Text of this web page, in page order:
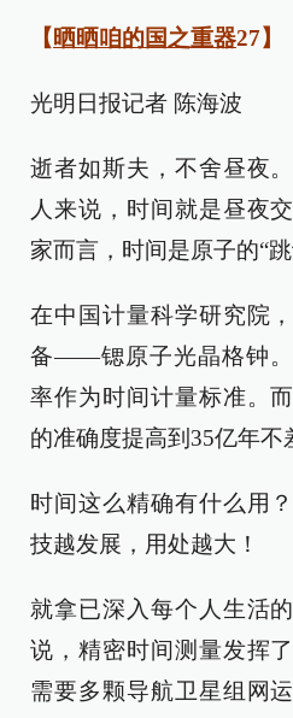
【 晒晒咱的国之重器27】
光明日报记者 陈海波
逝者如斯夫，不舍昼夜
人来说，时间就是昼夜
家而言，时间是原子的“跳
在中国计量科学研究院
备——锶原子光晶格钟。
率作为时间计量标准。
的准确度提高到35亿年不
时间这么精确有什么用
技越发展，用处越大！
就拿已深入每个人生活
说，精密时间测量发挥
需要多颗导航卫星组网